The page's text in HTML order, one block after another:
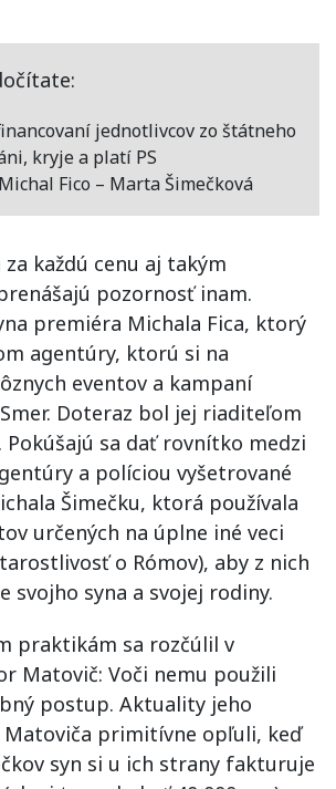
jednotlivcov zo štátneho
kryje a platí PS
Fico – Marta Šimečková
každú cenu aj takým
pozornosť inam.
premiéra Michala Fica, ktorý
agentúry, ktorú si na
eventov a kampaní
Doteraz bol jej riaditeľom
Pokúšajú sa dať rovnítko medzi
a políciou vyšetrované
Šimečku, ktorá používala
určených na úplne iné veci
o Rómov), aby z nich
svojho syna a svojej rodiny.
praktikám sa rozčúlil v
Matovič: Voči nemu použili
postup. Aktuality jeho
primitívne opľuli, keď
syn si u ich strany fakturuje